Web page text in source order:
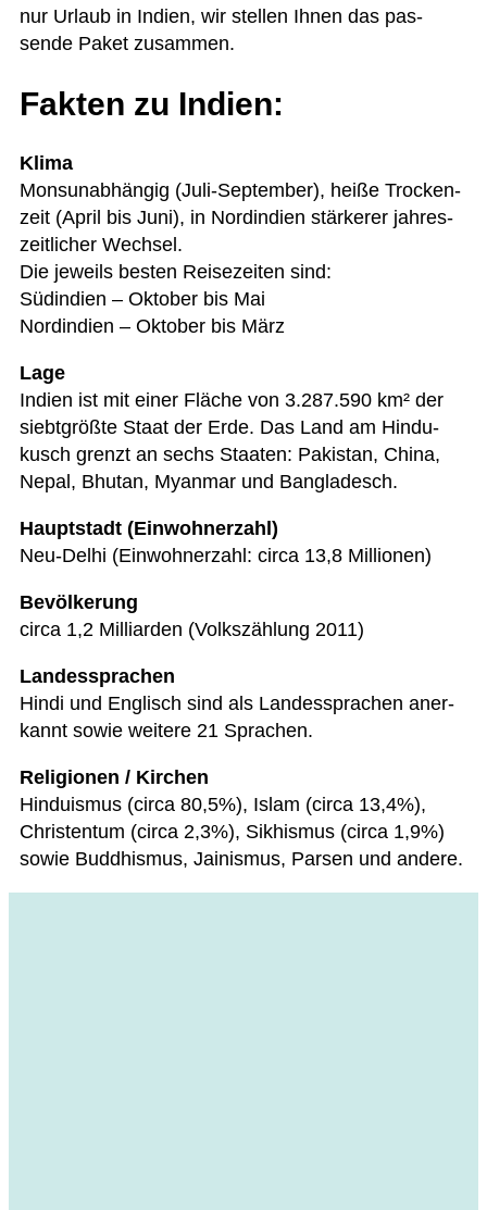
nur Urlaub in Indien, wir stel­len Ihnen das pas­
sende Paket zusammen.
Fakten zu Indien:
Klima
Mon­sun­ab­hän­gig (Juli-Sep­tem­ber), heiße Tro­cken­
zeit (April bis Juni), in Nord­in­dien stär­ke­rer jah­res­
zeit­li­cher Wechsel.
Die jeweils bes­ten Rei­se­zei­ten sind:
Süd­in­dien – Okto­ber bis Mai
Nord­in­dien – Okto­ber bis März
Lage
Indien ist mit einer Flä­che von 3.287.590 km² der
siebt­größte Staat der Erde. Das Land am Hin­du­
kusch grenzt an sechs Staa­ten: Paki­stan, China,
Nepal, Bhu­tan, Myan­mar und Bangladesch.
Haupt­stadt (Ein­woh­ner­zahl)
Neu-Delhi (Ein­woh­ner­zahl: circa 13,8 Millionen)
Bevöl­ke­rung
circa 1,2 Mil­li­ar­den (Volks­zäh­lung 2011)
Lan­des­spra­chen
Hindi und Eng­lisch sind als Lan­des­spra­chen aner­
kannt sowie wei­tere 21 Sprachen.
Reli­gio­nen / Kirchen
Hin­du­is­mus (circa 80,5%), Islam (circa 13,4%),
Chris­ten­tum (circa 2,3%), Sik­his­mus (circa 1,9%)
sowie Bud­dhis­mus, Jai­nis­mus, Par­sen und andere.